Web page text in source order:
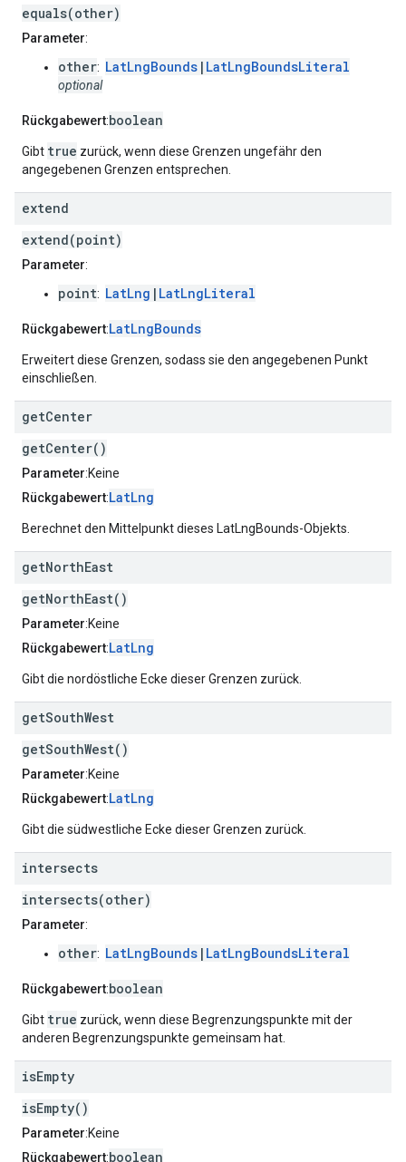
equals(other)
Parameter:
other: LatLngBounds | LatLngBoundsLiteral
optional
Rückgabewert:boolean
Gibt true zurück, wenn diese Grenzen ungefähr den
angegebenen Grenzen entsprechen.
extend
extend(point)
Parameter:
point: LatLng | LatLngLiteral
Rückgabewert:LatLngBounds
Erweitert diese Grenzen, sodass sie den angegebenen Punkt
einschließen.
getCenter
getCenter()
Parameter:Keine
Rückgabewert:LatLng
Berechnet den Mittelpunkt dieses LatLngBounds-Objekts.
getNorthEast
getNorthEast()
Parameter:Keine
Rückgabewert:LatLng
Gibt die nordöstliche Ecke dieser Grenzen zurück.
getSouthWest
getSouthWest()
Parameter:Keine
Rückgabewert:LatLng
Gibt die südwestliche Ecke dieser Grenzen zurück.
intersects
intersects(other)
Parameter:
other: LatLngBounds | LatLngBoundsLiteral
Rückgabewert:boolean
Gibt true zurück, wenn diese Begrenzungspunkte mit der
anderen Begrenzungspunkte gemeinsam hat.
isEmpty
isEmpty()
Parameter:Keine
Rückgabewert:boolean